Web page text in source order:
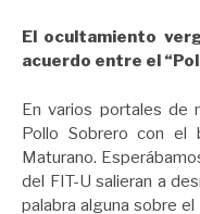
El ocultamiento
acuerdo entre el
En varios portales de
Pollo Sobrero con el
Maturano.
del FIT-U salieran a
palabra alguna sobre